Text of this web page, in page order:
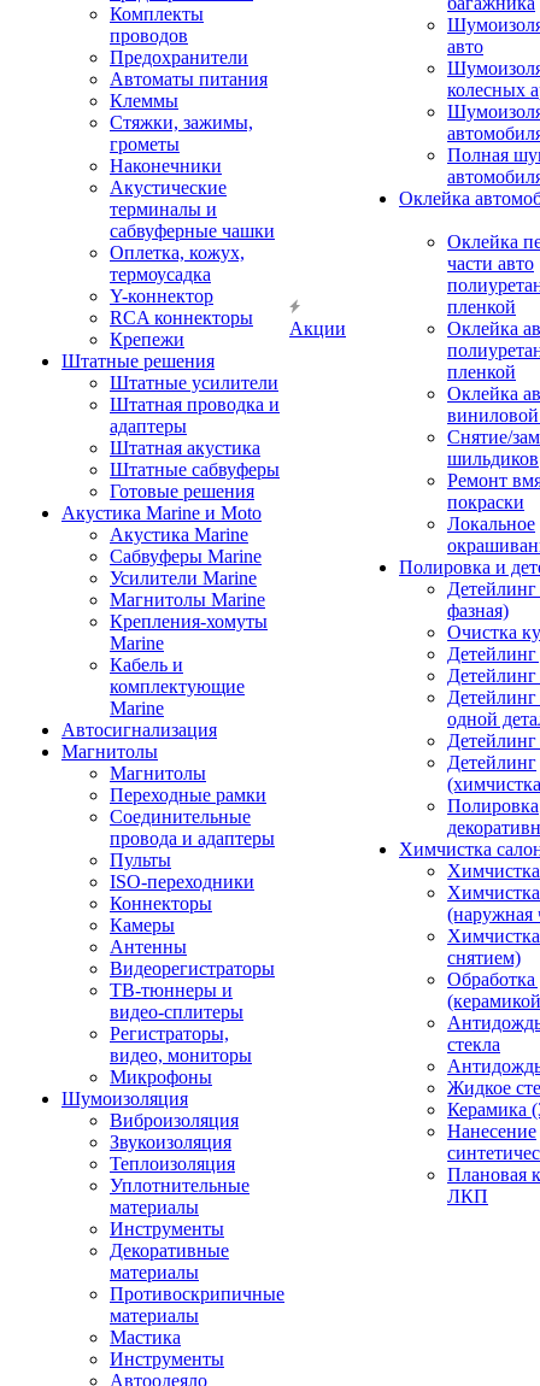
Комплекты
проводов
Предохранители
Автоматы питания
Клеммы
Стяжки, зажимы,
грометы
Наконечники
Акустические
терминалы и
сабвуферные чашки
Оплетка, кожух,
термоусадка
Y-коннектор
RCA коннекторы
Крепежи
Штатные решения
Штатные усилители
Штатная проводка и
адаптеры
Штатная акустика
Штатные сабвуферы
Готовые решения
Акустика Marine и Moto
Акустика Marine
Сабвуферы Marine
Усилители Marine
Магнитолы Marine
Крепления-хомуты
Marine
Кабель и
комплектующие
Marine
Автосигнализация
Магнитолы
Магнитолы
Переходные рамки
Соединительные
провода и адаптеры
Пульты
ISO-переходники
Коннекторы
Камеры
Антенны
Видеорегистраторы
ТВ-тюннеры и
видео-сплитеры
Регистраторы,
видео, мониторы
Микрофоны
Шумоизоляция
Виброизоляция
Звукоизоляция
Теплоизоляция
Уплотнительные
материалы
Инструменты
Декоративные
материалы
Противоскрипичные
материалы
Мастика
Инструменты
Автоодеяло
Акции
авто
колесных
Полная
Оклейка
Оклейка
части авто
пленкой
Оклейка
пленкой
Оклейка
Снятие/
шильдиков
Ремонт
покраски
Локальное
Полировка и
фазная)
Очистка
Детейлинг
одной
Детейлинг
Полировка
Химчистка
(наружная
снятием)
Обработка
стекла
Жидкое
Керамика
Нанесение
Плановая
ЛКП